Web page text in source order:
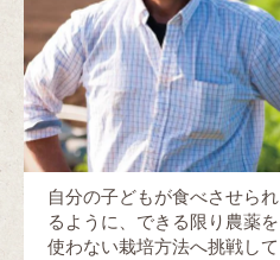
自分の子どもが食べさせられ
るように、できる限り農薬を
使わない栽培方法へ挑戦して